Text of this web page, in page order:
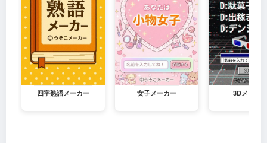
四字熟語メーカー 女子メーカー 3Dメーカー